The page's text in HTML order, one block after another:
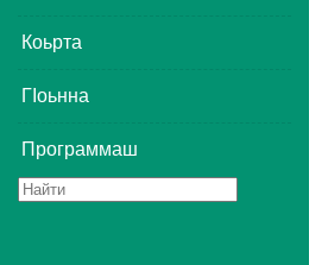
Коьрта
ГIоьнна
Программаш